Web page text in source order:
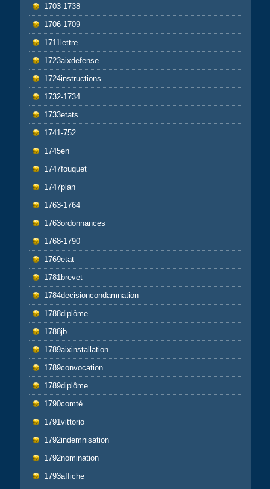
1703-1738
1706-1709
1711lettre
1723aixdefense
1724instructions
1732-1734
1733etats
1741-752
1745en
1747fouquet
1747plan
1763-1764
1763ordonnances
1768-1790
1769etat
1781brevet
1784decisioncondamnation
1788diplôme
1788jb
1789aixinstallation
1789convocation
1789diplôme
1790comté
1791vittorio
1792indemnisation
1792nomination
1793affiche